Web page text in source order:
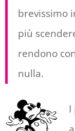
brevissimo
più
rendono
nulla.
I